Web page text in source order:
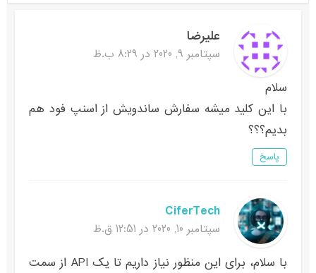
علیرضا
سپتامبر 9, 2020 در 8:29 ب.ظ
سلام
با این کلید میشه سفارش ساندویش از اسنپ فود هم
بدیم؟؟؟
پاسخ
CiferTech
سپتامبر 10, 2020 در 12:51 ق.ظ
با سلام، برای این منظور نیاز داریم تا یک API از سمت